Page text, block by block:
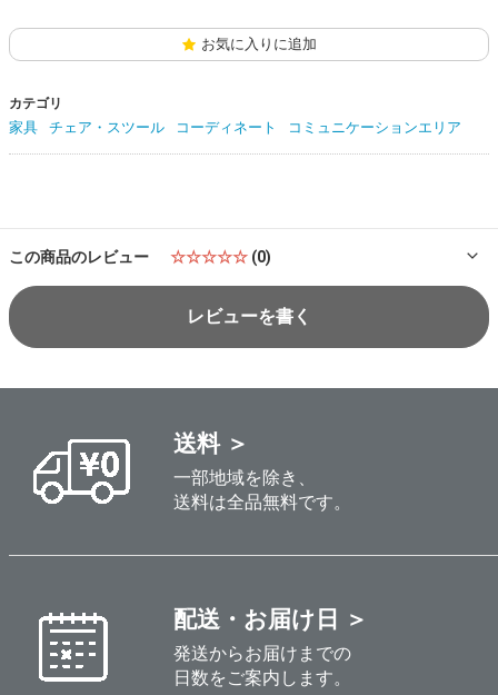
お気に入りに追加
カテゴリ
家具 チェア・スツール コーディネート コミュニケーションエリア
この商品のレビュー ☆☆☆☆☆ (0)
レビューを書く
送料 ＞
一部地域を除き、
送料は全品無料です。
配送・お届け日 ＞
発送からお届けまでの
日数をご案内します。